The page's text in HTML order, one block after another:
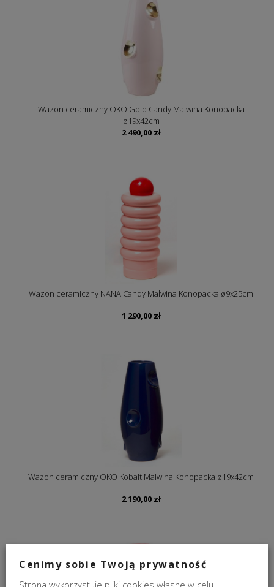
Wazon ceramiczny OKO Gold Candy Malwina Konopacka
ø19x42cm
2 490,00 zł
Wazon ceramiczny NANA Candy Malwina Konopacka ø9x25cm
1 290,00 zł
Wazon ceramiczny OKO Kobalt Malwina Konopacka ø19x42cm
2 190,00 zł
Cenimy sobie Twoją prywatność
Strona wykorzystuje pliki cookies własne w celu